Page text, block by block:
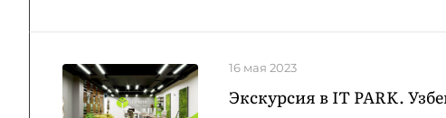
16 мая 2023
Экскурсия в IT PARK.